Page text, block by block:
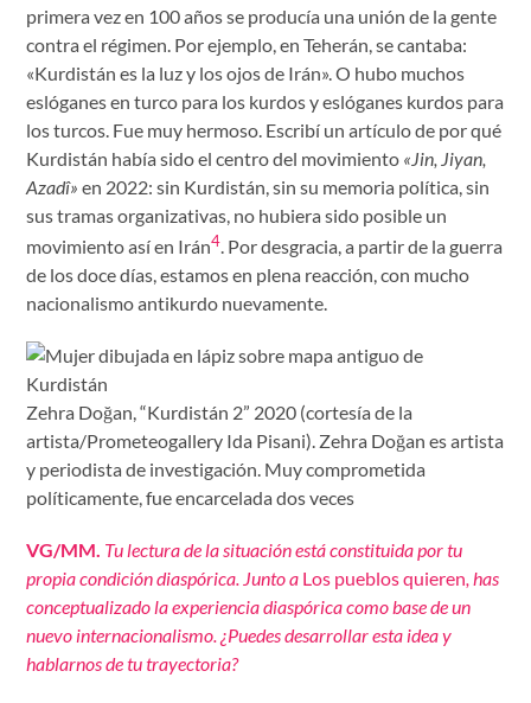
primera vez en 100 años se producía una unión de la gente
contra el régimen. Por ejemplo, en Teherán, se cantaba:
«Kurdistán es la luz y los ojos de Irán». O hubo muchos
eslóganes en turco para los kurdos y eslóganes kurdos para
los turcos. Fue muy hermoso. Escribí un artículo de por qué
Kurdistán había sido el centro del movimiento «Jin, Jiyan,
Azadî» en 2022: sin Kurdistán, sin su memoria política, sin
sus tramas organizativas, no hubiera sido posible un
movimiento así en Irán4. Por desgracia, a partir de la guerra
de los doce días, estamos en plena reacción, con mucho
nacionalismo antikurdo nuevamente.
Zehra Doğan, “Kurdistán 2” 2020 (cortesía de la
artista/Prometeogallery Ida Pisani). Zehra Doğan es artista
y periodista de investigación. Muy comprometida
políticamente, fue encarcelada dos veces
VG/MM. Tu lectura de la situación está constituida por tu
propia condición diaspórica. Junto a Los pueblos quieren, has
conceptualizado la experiencia diaspórica como base de un
nuevo internacionalismo. ¿Puedes desarrollar esta idea y
hablarnos de tu trayectoria?